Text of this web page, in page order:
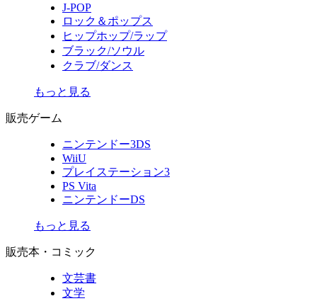
J-POP
ロック＆ポップス
ヒップホップ/ラップ
ブラック/ソウル
クラブ/ダンス
もっと見る
販売ゲーム
ニンテンドー3DS
WiiU
プレイステーション3
PS Vita
ニンテンドーDS
もっと見る
販売本・コミック
文芸書
文学